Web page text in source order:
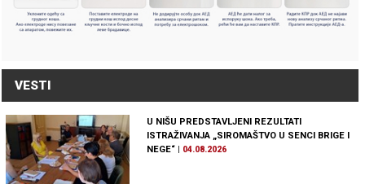
VESTI
U NIŠU PREDSTAVLJENI REZULTATI
ISTRAŽIVANJA „SIROMAŠTVO U SENCI BRIGE I
NEGE“ | 04.08.2026